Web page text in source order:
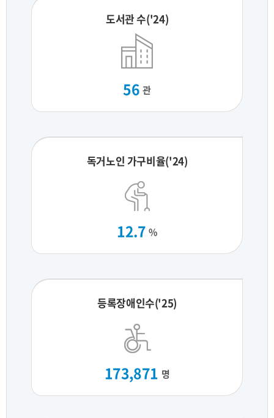
도서관 수('24)
56 관
독거노인 가구비율('24)
12.7 %
등록장애인수('25)
173,871 명